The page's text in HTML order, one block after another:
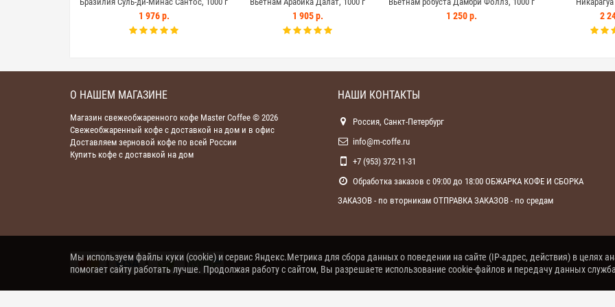
1 976 р. 1 905 р. 1 250 р. 2
О НАШЕМ МАГАЗИНЕ
Магазин свежеобжаренного кофе Master Coffee © 2026
Свежеобжаренный кофе с доставкой на дом и в офис
Доставляем зерновой кофе по всей России
Купить кофе с доставкой на дом
НАШИ КОНТАКТЫ
Россия, Санкт-Петербург
info@m-coffe.ru
+7 (953) 372-11-31
Обработка заказов с 09:00 до 18:00 ОБЖАРКА КОФЕ И СБОРКА
ЗАКАЗОВ - по вторникам ОТПРАВКА ЗАКАЗОВ - по средам
Мы используем файлы куки (cookie) и сервис Яндекс.Метрика для сбора данных о поведении на сайте (IP-адрес, действия) в целях
помогает сайту работать лучше. Продолжая работу с сайтом, Вы разрешаете использование cookie-файлов и передачу данных